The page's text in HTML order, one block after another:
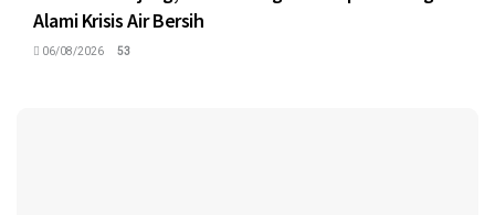
Alami Krisis Air Bersih
06/08/2026 53